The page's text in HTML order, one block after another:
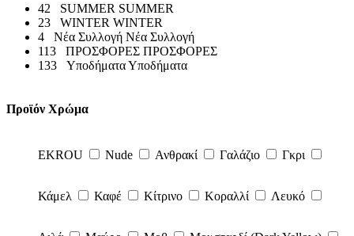
42 SUMMER SUMMER
23
WINTER WINTER
4
Νέα Συλλογή Νέα Συλλογή
113
ΠΡΟΣΦΟΡΕΣ ΠΡΟΣΦΟΡΕΣ
133
ΥποδήματαΥποδήματα
Προϊόν Χρώμα
EKROU Nude Ανθρακί Γαλάζιο Γκρι
Κάμελ Καφέ Κίτρινο Κοραλλί Λευκό